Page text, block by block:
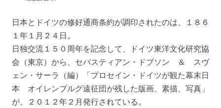
日本とドイツの修好通商条約が調印されたのは、１８６
１年１月２４日。
日独交流１５０周年を記念して、ドイツ東洋文化研究協
会（東京）から、セバスティアン・ドブソン ＆ スヴ
ェン・サーラ（編）「プロセイン・ドイツが観た幕末日
本 オイレンブルグ遠征団が残した版画、素描、写真」
が、２０１２年２月発行されている。